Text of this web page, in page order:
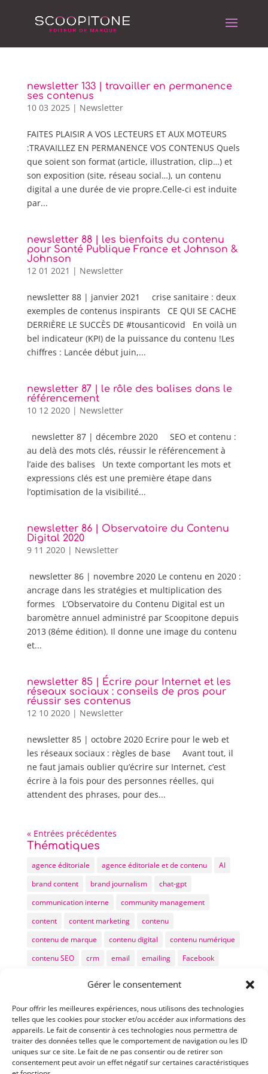
Gérer le consentement
Pour offrir les meilleures expériences, nous utilisons des technologies
telles que les cookies pour stocker et/ou accéder aux informations des
appareils. Le fait de consentir à ces technologies nous permettra de
traiter des données telles que le comportement de navigation ou les ID
uniques sur ce site. Le fait de ne pas consentir ou de retirer son
consentement peut avoir un effet négatif sur certaines caractéristiques
newsletter 133 | travailler en permanence
ses contenus
10 03 2025| Newsletter
FAITES PLAISIR A VOS LECTEURS ET AUX MOTEURS
:TRAVAILLEZ EN PERMANENCE VOS CONTENUS Quels
que soient son format (article, illustration, clip…) et
son exposition (site, réseau social…), un contenu
digital a une durée de vie propre.Celle-ci est induite
par...
newsletter 88 | les bienfaits du contenu
pour Santé Publique France et Johnson &
Johnson
12 01 2021 | Newsletter
newsletter 88 | janvier 2021 crise sanitaire : deux
exemples de contenus inspirants CE QUI SE CACHE
DERRIÈRE LE SUCCÈS DE #tousanticovid En voilà un
bel indicateur (KPI) de la puissance du contenu !Les
chiffres : Lancée début juin,...
newsletter 87 | le rôle des balises dans le
référencement
10 12 2020| Newsletter
newsletter 87 | décembre 2020 SEO et contenu :
au delà des mots clés, réussir le référencement à
l’aide des balises Un texte comportant les mots et
expressions clés est une première étape dans
l’optimisation de la visibilité...
newsletter 86 | Observatoire du Contenu
Digital 2020
9 11 2020| Newsletter
newsletter 86 | novembre 2020 Le contenu en 2020 :
ancrage dans les stratégies et multiplication des
formes L’Observatoire du Contenu Digital est un
baromètre annuel administré par Scoopitone depuis
2013 (8éme édition). Il donne une image du contenu
et...
newsletter 85 | Écrire pour Internet et les
réseaux sociaux : conseils de pros pour
réussir ses contenus
12 10 2020| Newsletter
newsletter 85 | octobre 2020 Ecrire pour le web et
les réseaux sociaux : règles de base Avant tout, il
ne faut jamais oublier qu’écrire sur Internet, c’est
écrire à la fois pour des personnes réelles, qui
attendent des phrases, pour des...
« Entrées précédentes
Thématiques
agence éditoriale agence éditoriale et de contenu
AI
brand content
brand journalism
chat-gpt
communication interne
community management
content
content marketing
contenu
contenu de marque
contenu digital
contenu numérique
contenu SEO
crm email emailing
Facebook
marketing éditorial
méthode rédaction de contenus
newsletter
podcast
produire du contenu
référencement
réseaux sociaux seo
seo editorial
stratégie digitale
stratégie numérique